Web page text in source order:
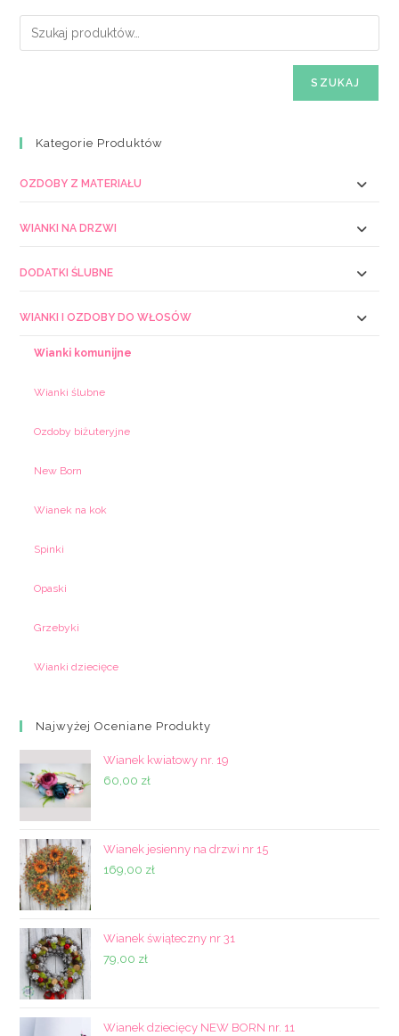
SZUKAJ
Kategorie Produktów
OZDOBY Z MATERIAŁU
WIANKI NA DRZWI
DODATKI ŚLUBNE
WIANKI I OZDOBY DO WŁOSÓW
Wianki komunijne
Wianki ślubne
Ozdoby biżuteryjne
New Born
Wianek na kok
Spinki
Opaski
Grzebyki
Wianki dziecięce
Najwyżej Oceniane Produkty
Wianek kwiatowy nr. 19
60,00 zł
Wianek jesienny na drzwi nr 15
169,00 zł
Wianek świąteczny nr 31
79,00 zł
Wianek dziecięcy NEW BORN nr. 11